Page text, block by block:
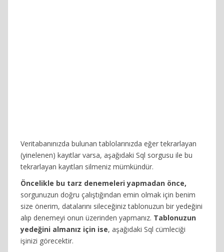
Veritabanınızda bulunan tablolarınızda eğer tekrarlayan
(yinelenen) kayıtlar varsa, aşağıdaki Sql sorgusu ile bu
tekrarlayan kayıtları silmeniz mümkündür.
Öncelikle bu tarz denemeleri yapmadan önce,
sorgunuzun doğru çalıştığından emin olmak için benim
size önerim, datalarını sileceğiniz tablonuzun bir yedeğini
alıp denemeyi onun üzerinden yapmanız. Tablonuzun
yedeğini almanız için ise, aşağıdaki Sql cümleciği
işinizi görecektir.